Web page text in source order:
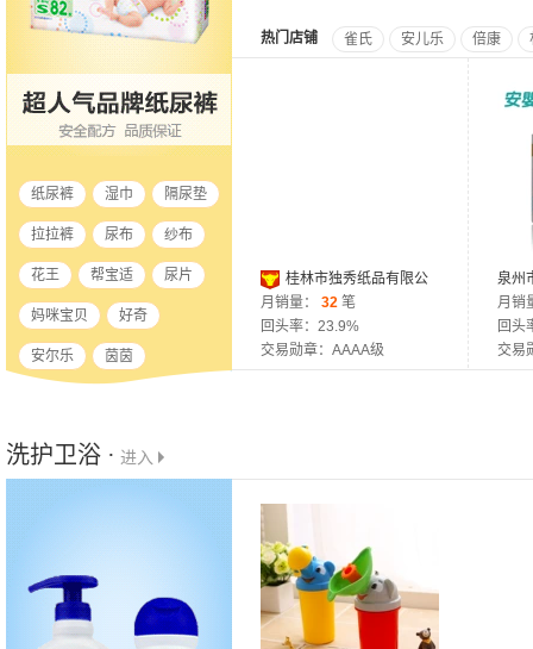
纸尿裤 湿巾 隔尿垫
拉拉裤 尿布 纱布
花王 帮宝适 尿片
妈咪宝贝 好奇
安尔乐 茵茵
热门店铺 雀氏 安儿乐 倍康
桂林市独秀纸品有限公
司
月销量： 32 笔
回头率：23.9%
交易勋章：AAAA级
泉州
司
月销
回头
交易
洗护卫浴 · 进入